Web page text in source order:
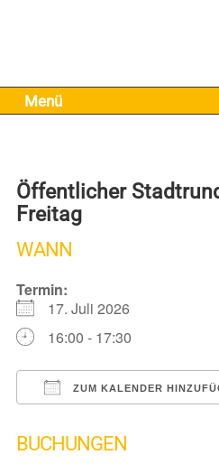
Menü
Öffentlicher
Freitag
WANN
Termin:
17. Juli 2026
16:00 - 17:30
ZUM KALENDER
BUCHUNGEN